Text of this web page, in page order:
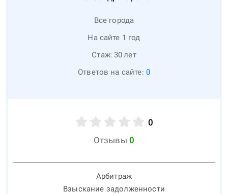
Все города
На сайте 1 год
Стаж: 30лет
Ответов на сайте: 0
0
Отзывы 0
Арбитраж
Взыскание задолженности